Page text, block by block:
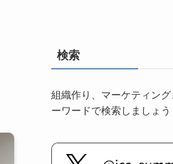
検索
組織作り、マーケティン
ーワードで検索しましょう